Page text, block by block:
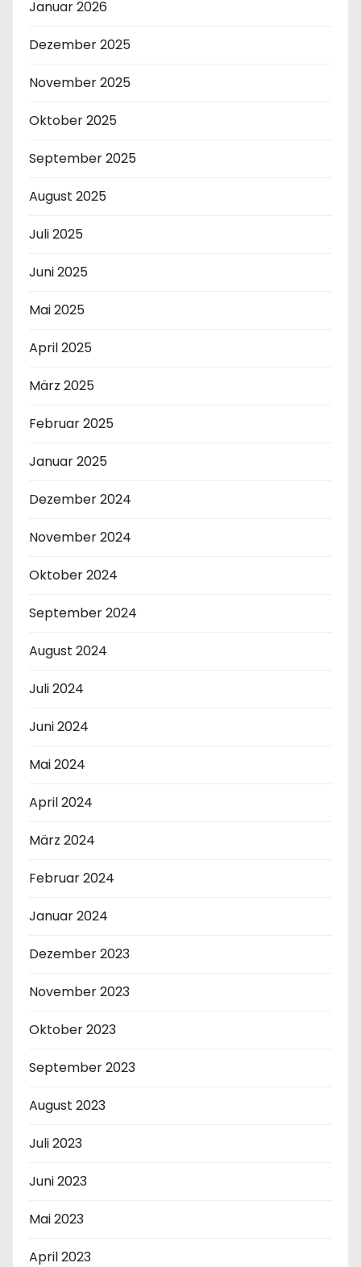
Januar 2026
Dezember 2025
November 2025
Oktober 2025
September 2025
August 2025
Juli 2025
Juni 2025
Mai 2025
April 2025
März 2025
Februar 2025
Januar 2025
Dezember 2024
November 2024
Oktober 2024
September 2024
August 2024
Juli 2024
Juni 2024
Mai 2024
April 2024
März 2024
Februar 2024
Januar 2024
Dezember 2023
November 2023
Oktober 2023
September 2023
August 2023
Juli 2023
Juni 2023
Mai 2023
April 2023